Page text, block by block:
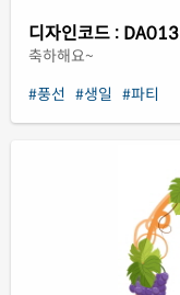
디자인코드 : DA013
축하해요~
#풍선
#생일 #파티